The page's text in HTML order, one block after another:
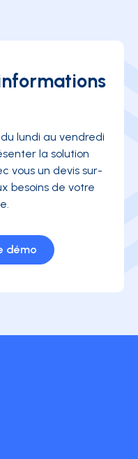
lundi au vendredi
la solution
vous un devis sur-
besoins de votre
démo